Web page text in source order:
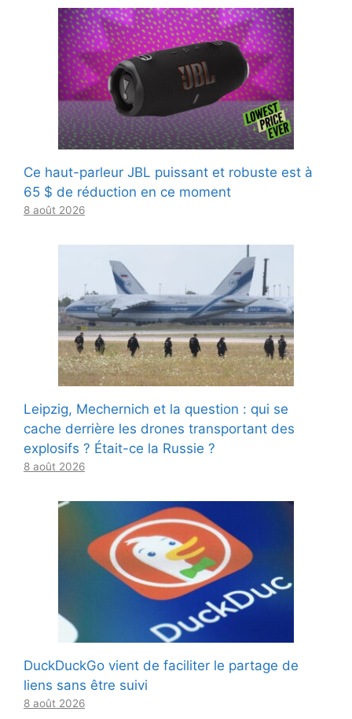
Ce haut-parleur JBL puissant et robuste est à
65 $ de réduction en ce moment
8 août 2026
Leipzig, Mechernich et la question : qui se
cache derrière les drones transportant des
explosifs ? Était-ce la Russie ?
8 août 2026
DuckDuckGo vient de faciliter le partage de
liens sans être suivi
8 août 2026